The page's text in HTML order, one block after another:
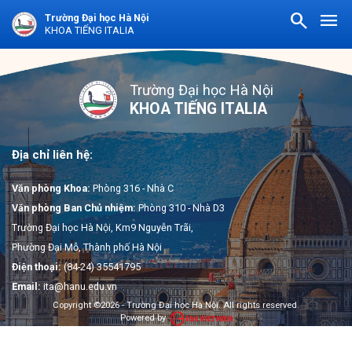
Trường Đại học Hà Nội
KHOA TIẾNG ITALIA
search menu
Trường Đại học Hà Nội
KHOA TIẾNG ITALIA
Địa chỉ liên hệ:
Văn phòng Khoa: Phòng 316 - Nhà C
Văn phòng Ban Chủ nhiệm:Phòng 310 - Nhà D3
Trường Đại học Hà Nội, Km9 Nguyễn Trãi,
Phường Đại Mỗ, Thành phố Hà Nội
Điện thoại:(84-24) 35541795
Email: ita@hanu.edu.vn
Copyright ©2026 - Trường Đại học Hà Nội. All rights reserved.
Powered by